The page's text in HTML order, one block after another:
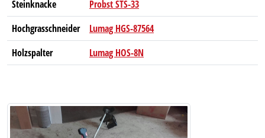
Steinknacke
Probst STS-33
Hochgrasschneider
Lumag HGS-87564
Holzspalter
Lumag HOS-8N